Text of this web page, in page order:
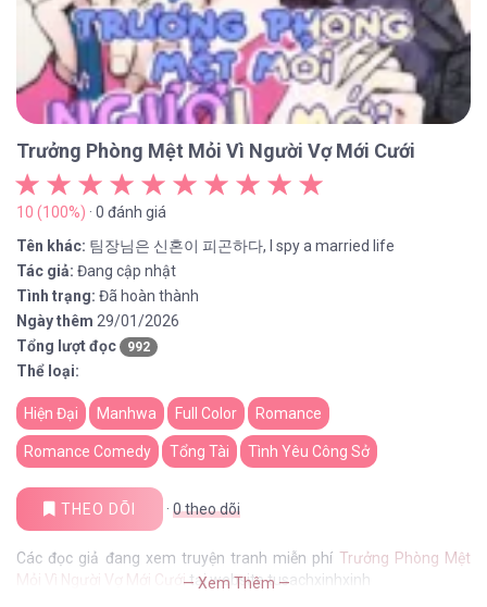
Trưởng Phòng Mệt Mỏi Vì Người Vợ Mới Cưới
10 (100%) · 0 đánh giá
Tên khác: 팀장님은 신혼이 피곤하다, I spy a married life
Tác giả: Đang cập nhật
Tình trạng: Đã hoàn thành
Ngày thêm 29/01/2026
Tổng lượt đọc
992
Thể loại:
Hiện Đại Manhwa Full Color Romance
Romance Comedy Tổng Tài Tình Yêu Công Sở
THEO DÕI · 0theo dõi
Các đọc giả đang xem truyện tranh miễn phí Trưởng Phòng Mệt
Mỏi Vì Người Vợ Mới Cướitại website tusachxinhxinh
— Xem Thêm —